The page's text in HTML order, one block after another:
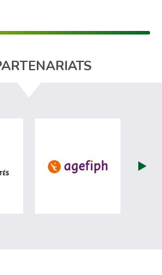
visiter les site de Ministère du travail
visiter les